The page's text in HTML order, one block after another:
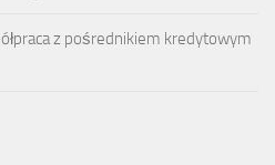
z pośrednikiem kredytowym